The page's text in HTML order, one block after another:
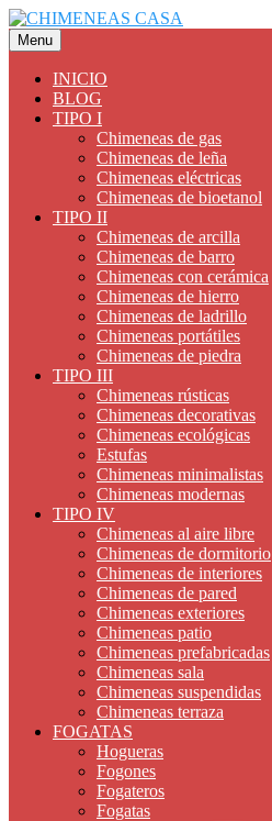
Saltar
al
contenido
Menu
INICIO
BLOG
TIPO I
Chimeneas de gas
Chimeneas de leña
Chimeneas eléctricas
Chimeneas de bioetanol
TIPO II
Chimeneas de arcilla
Chimeneas de barro
Chimeneas con cerámica
Chimeneas de hierro
Chimeneas de ladrillo
Chimeneas portátiles
Chimeneas de piedra
TIPO III
Chimeneas rústicas
Chimeneas decorativas
Chimeneas ecológicas
Estufas
Chimeneas minimalistas
Chimeneas modernas
TIPO IV
Chimeneas al aire libre
Chimeneas de dormitorio
Chimeneas de interiores
Chimeneas de pared
Chimeneas exteriores
Chimeneas patio
Chimeneas prefabricadas
Chimeneas sala
Chimeneas suspendidas
Chimeneas terraza
FOGATAS
Hogueras
Fogones
Fogateros
Fogatas